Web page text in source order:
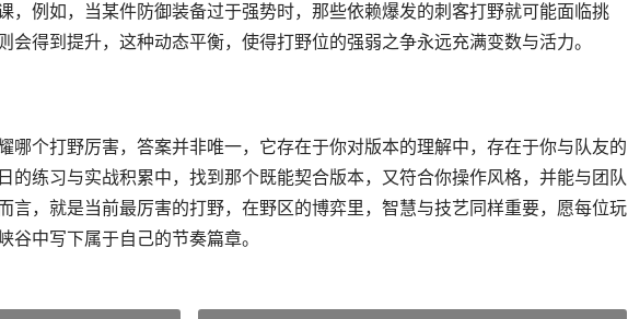
，例如，当某件防御装备过于强势时，那些依赖爆发的刺客打野就可能面临挑
会得到提升，这种动态平衡，使得打野位的强弱之争永远充满变数与活力。
哪个打野厉害，答案并非唯一，它存在于你对版本的理解中，存在于你与队友的
的练习与实战积累中，找到那个既能契合版本，又符合你操作风格，并能与团队
言，就是当前最厉害的打野，在野区的博弈里，智慧与技艺同样重要，愿每位玩
谷中写下属于自己的节奏篇章。